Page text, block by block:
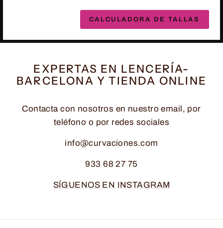
CALCULADORA DE TALLAS
EXPERTAS EN LENCERÍA-
BARCELONA Y TIENDA ONLINE
Contacta con nosotros en nuestro email, por
teléfono o por redes sociales
info@curvaciones.com
933 68 27 75
SÍGUENOS EN INSTAGRAM